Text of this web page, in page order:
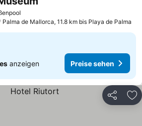
Palma de Mallorca, 11.8 km bis Playa de Palma
anzeigen Preise sehen
Teilen